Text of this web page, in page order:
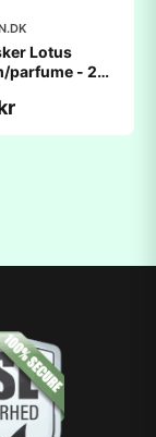
Lotus
parfume - 2